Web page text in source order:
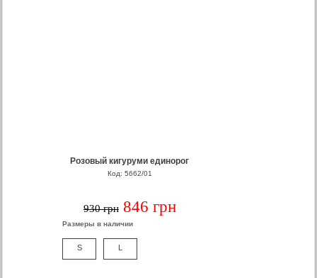
Розовый кигуруми единорог
Код: 5662/01
930 грн 846 грн
Размеры в наличии
S L